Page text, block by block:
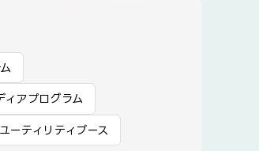
アプログラム
ーティリティブース